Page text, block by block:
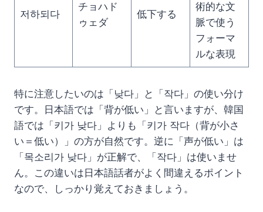
저하되다
チョハド
ゥェダ
低下する
術的な文
脈で使う
フォーマ
ルな表現
特に注意したいのは「낮다」と「작다」の使い分け
です。日本語では「背が低い」と言いますが、韓国
語では「키가 낮다」よりも「키가 작다（背が小さ
い＝低い）」の方が自然です。逆に「声が低い」は
「목소리가 낮다」が正解で、「작다」は使いませ
ん。この違いは日本語話者がよく間違えるポイント
なので、しっかり覚えておきましょう。